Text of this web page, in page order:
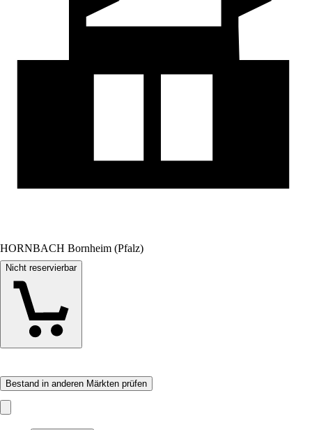
HORNBACH Bornheim (Pfalz)
Nicht reservierbar
Bestand in anderen Märkten prüfen